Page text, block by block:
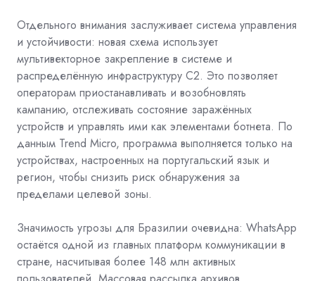
Отдельного внимания заслуживает система управления
и устойчивости: новая схема использует
мультивекторное закрепление в системе и
распределённую инфраструктуру C2. Это позволяет
операторам приостанавливать и возобновлять
кампанию, отслеживать состояние заражённых
устройств и управлять ими как элементами ботнета. По
данным Trend Micro, программа выполняется только на
устройствах, настроенных на португальский язык и
регион, чтобы снизить риск обнаружения за
пределами целевой зоны.
Значимость угрозы для Бразилии очевидна: WhatsApp
остаётся одной из главных платформ коммуникации в
стране, насчитывая более 148 млн активных